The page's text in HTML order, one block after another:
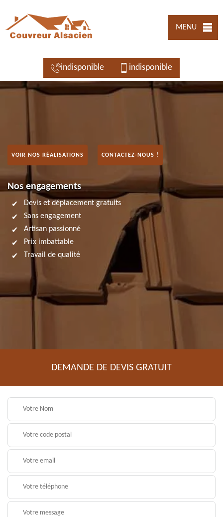
MENU
indisponible indisponible
VOIR NOS RÉALISATIONS CONTACTEZ-NOUS !
Nos engagements
Devis et déplacement gratuits
Sans engagement
Artisan passionné
Prix imbattable
Travail de qualité
DEMANDE DE DEVIS GRATUIT